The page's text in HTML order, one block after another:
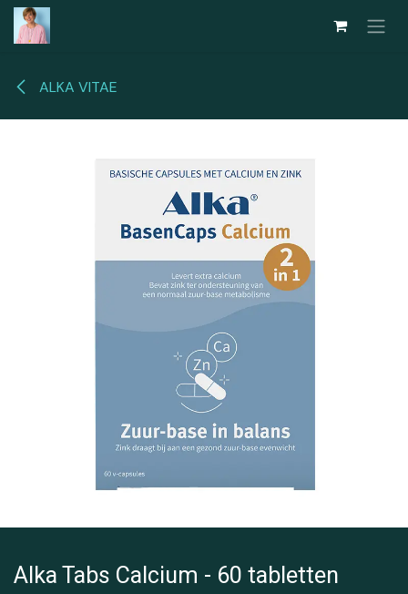
Overslaan naar inhoud
ALKA VITAE
Alka Tabs Calcium - 60 tabletten